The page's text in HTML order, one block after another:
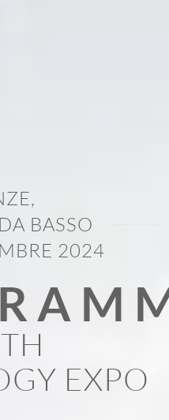
BASSO
2024
EXPO